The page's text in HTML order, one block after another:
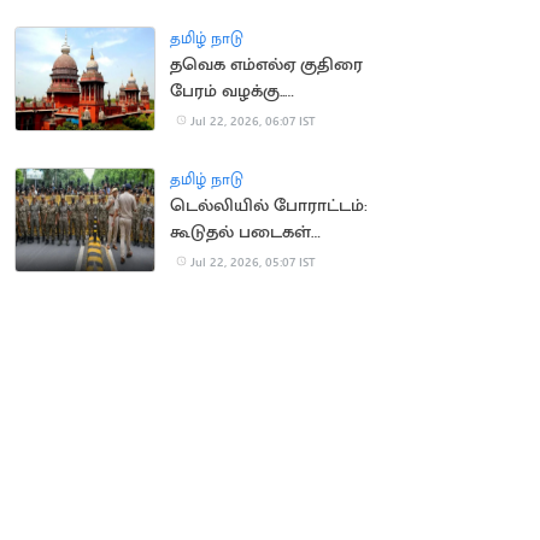
தமிழ் நாடு
தவெக எம்எல்ஏ குதிரை
பேரம் வழக்கு..
காவல்துறைக்கு
Jul 22, 2026, 06:07 IST
தமிழ் நாடு
டெல்லியில் போராட்டம்:
கூடுதல் படைகள்
வரவழைப்பு
Jul 22, 2026, 05:07 IST